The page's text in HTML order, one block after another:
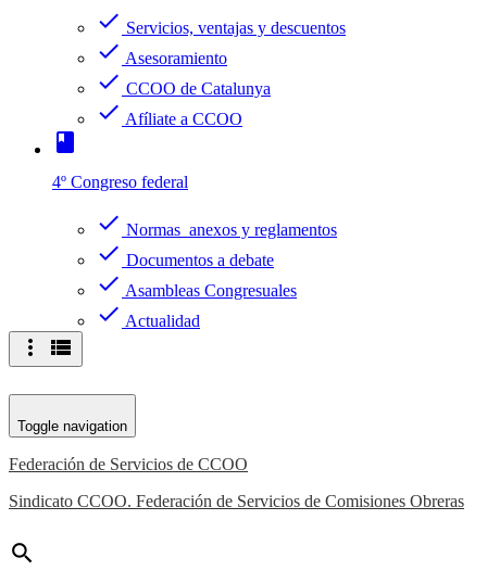
check Servicios, ventajas y descuentos
check Asesoramiento
check CCOO de Catalunya
check Afíliate a CCOO
book
4º Congreso federal
check Normas anexos y reglamentos
check Documentos a debate
check Asambleas Congresuales
check Actualidad
more_vert view_list
Toggle navigation
Federación de Servicios de CCOO
Sindicato CCOO. Federación de Servicios de Comisiones Obreras
search